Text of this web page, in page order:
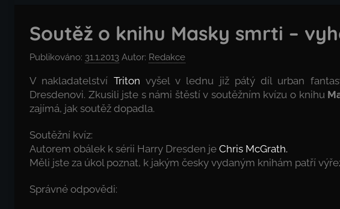
Soutěž o knihu Masky smrti –
Publikováno: 31.1.2013 Autor: Redakce
V nakladatelství Triton vyšel v lednu již pátý díl urban
Dresdenovi. Zkusili jste s námi štěstí v soutěžním kvízu o knihu
zajímá, jak soutěž dopadla.
Soutěžní kvíz:
Autorem obálek k sérii Harry Dresden je Chris McGrath.
Měli jste za úkol poznat, k jakým česky vydaným knihám patří
Správné odpovědi: